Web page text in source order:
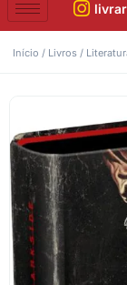
Início / Livros /